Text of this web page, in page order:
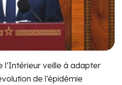
l’Intérieur veille à adapter
de l’épidémie